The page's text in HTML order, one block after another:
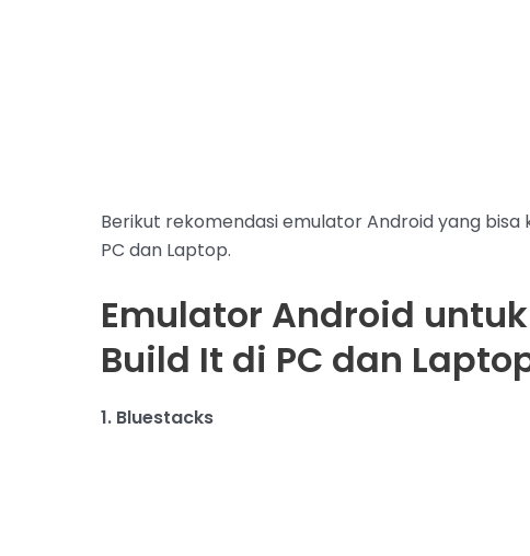
Berikut rekomendasi emulator Android yang bisa
PC dan Laptop.
Emulator Android
Build It di PC dan
1. Bluestacks